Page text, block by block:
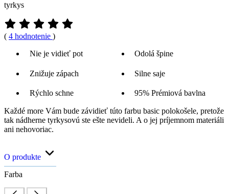
tyrkys
( 4 hodnotenie )
Nie je vidieť pot
Odolá špine
Znižuje zápach Silne saje
Rýchlo schne 95% Prémiová bavlna
Každé more Vám bude závidieť túto farbu basic polokošele, pretože
tak nádherne tyrkysovú ste ešte nevideli. A o jej príjemnom materiáli
ani nehovoriac.
O produkte
Farba